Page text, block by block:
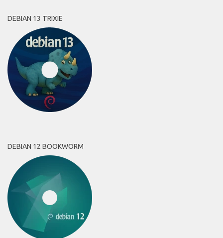
DEBIAN 13 TRIXIE
DEBIAN 12 BOOKWORM